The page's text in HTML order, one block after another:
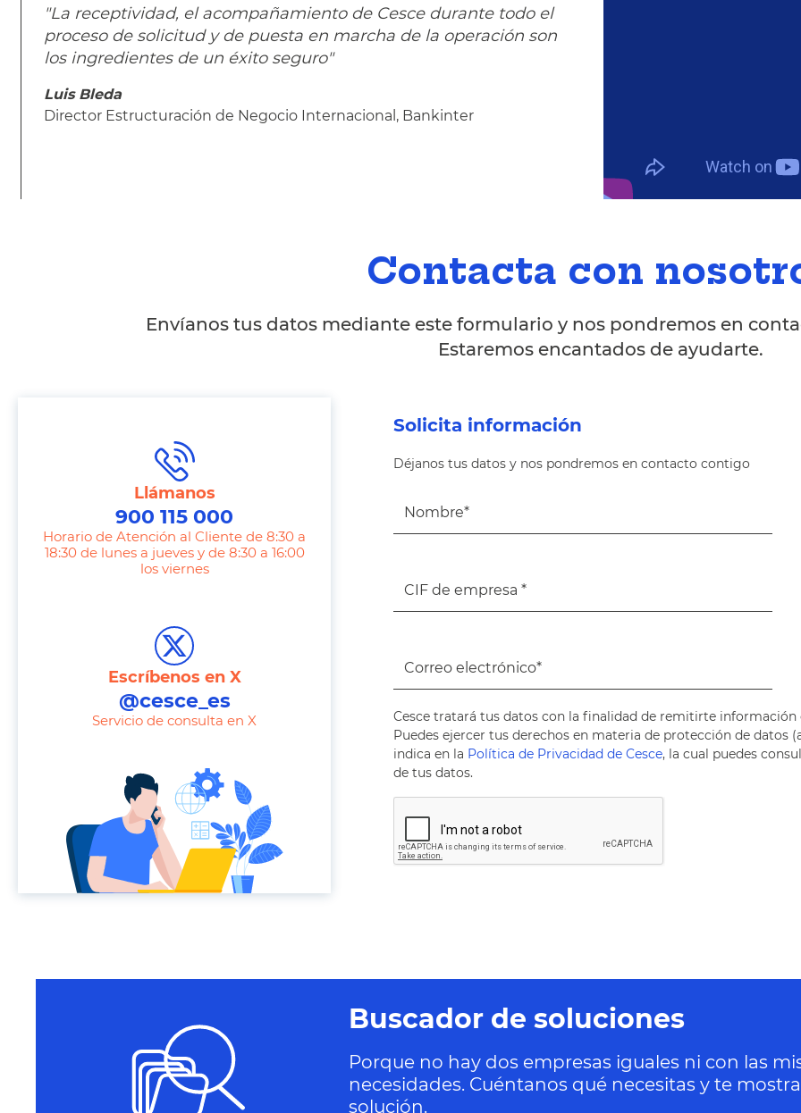
"La receptividad, el acompañamiento de Cesce durante todo el
proceso de solicitud y de puesta en marcha de la operación son
los ingredientes de un éxito seguro"
Luis Bleda
Director Estructuración de Negocio Internacional, Bankinter
Contacta con
Envíanos tus datos mediante este formulario y nos pondremos en
Estaremos encantados de ayudarte.
Llámanos
900 115 000
Horario de Atención al Cliente de 8:30 a
18:30 de lunes a jueves y de 8:30 a 16:00
los viernes
Escríbenos en X
@cesce_es
Servicio de consulta en X
Solicita información
Déjanos tus datos y nos pondremos en contacto contigo
Cesce tratará tus datos con la finalidad de remitirte
Puedes ejercer tus derechos en materia de protección de
indica en la Política de Privacidad de Cesce, la cual puedes
de tus datos.
Buscador de soluciones
Porque no hay dos empresas iguales ni con las
necesidades. Cuéntanos qué necesitas y te
solución.